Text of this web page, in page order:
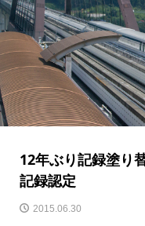
12年ぶり記録塗り
記録認定
2015.06.30